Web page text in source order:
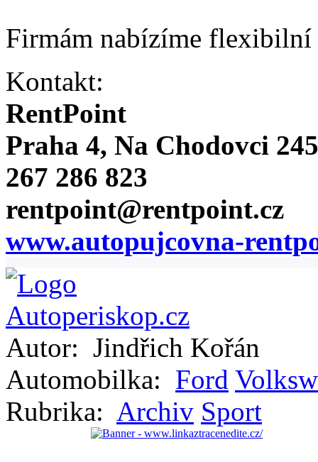
Firmám nabízíme flexibilní
Kontakt:
RentPoint
Praha 4, Na Chodovci
267 286 823
rentpoint@rentpoint.cz
www.autopujcovna-
Autor: Jindřich Kořán
Automobilka: Ford
Rubrika: Archiv Sport